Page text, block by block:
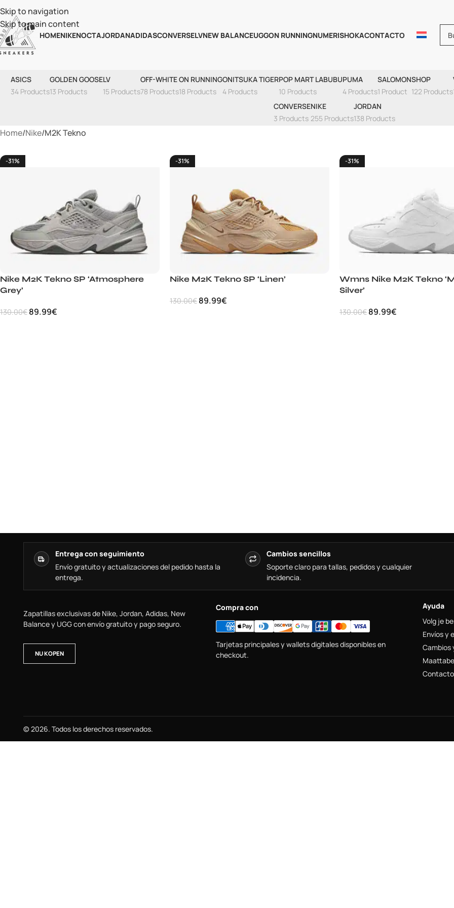
Skip to navigation
Skip to main content
HOMENIKENOCTAJORDANADIDASCONVERSELVNEW BALANCEUGGON RUNNINGNUMERISHOKACONTACTO
ASICS
34 Products
GOLDEN GOOSE
13 Products
LV
15 Products
OFF-WHITE
78 Products
ON RUNNING
18 Products
ONITSUKA TIGER
4 Products
POP MART LABUBU
10 Products
PUMA
4 Products
SALOMON
1 Product
SHOP
122 Products
CONVERSE
3 Products
NIKE
255 Products
JORDAN
138 Products
Home Nike M2K Tekno
-31%
Nike M2K Tekno SP ‘Atmosphere
Grey’
130.00€ 89.99€
-31%
Nike M2K Tekno SP ‘Linen’
130.00€ 89.99€
-31%
Wmns Nike M2K Tekno
Silver’
130.00€ 89.99€
Entrega con seguimiento
Envío gratuito y actualizaciones del pedido hasta la
entrega.
Cambios sencillos
Soporte claro para tallas, pedidos y cualquier
incidencia.
Zapatillas exclusivas de Nike, Jordan, Adidas, New
Balance y UGG con envío gratuito y pago seguro.
NU KOPEN
Compra con
Tarjetas principales y wallets digitales disponibles en
checkout.
Ayuda
Volg je
Envíos y
Cambios
Contacto
© 2026. Todos los derechos reservados.